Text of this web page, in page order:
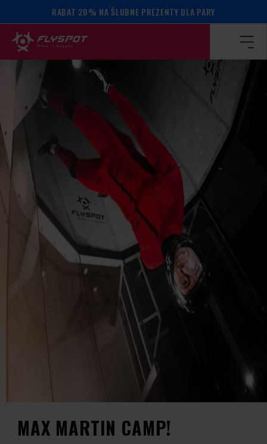
RABAT 20% NA ŚLUBNE PREZENTY DLA PARY
Strona główna / Kalendarz wydarzeń / Max Martin camp!
MAX MARTIN CAMP!